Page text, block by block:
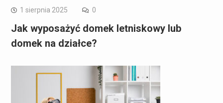
1 sierpnia 2025 0
Jak wyposażyć domek letniskowy lub
domek na działce?